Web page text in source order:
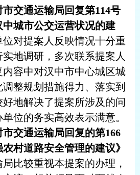
交通运输局回复第114号
城市公交运营状况的建
位对提案人反映情况十分重
地调研，多次联系提案人
容中对汉中市中心城区城
整规划措施得力、落实到
地解决了提案所涉及的问
位的务实高效表示满意。
交通运输局回复的第166
村道路安全管理的建议》
比较重视本提案的办理，